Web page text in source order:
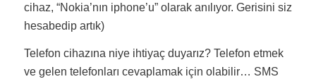
cihaz, “Nokia’nın iphone’u” olarak anılıyor. Gerisini siz
hesabedip artık)
Telefon cihazına niye ihtiyaç duyarız? Telefon etmek
ve gelen telefonları cevaplamak için olabilir… SMS